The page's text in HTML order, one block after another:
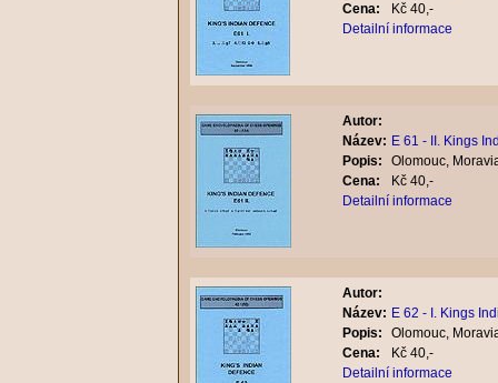
Cena:
Kč 40,-
Detailní informace
Autor:
Název: E 61 - II. Kings
Popis:
Olomouc,
Cena:
Kč 40,-
Detailní informace
Autor:
Název: E 62 - I. Kings
Popis:
Olomouc,
Cena:
Kč 40,-
Detailní informace